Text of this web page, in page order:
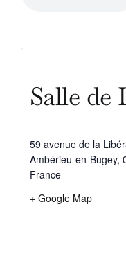
Salle de
59 avenue de la
Ambérieu-en-Bugey,
France
+ Google Map